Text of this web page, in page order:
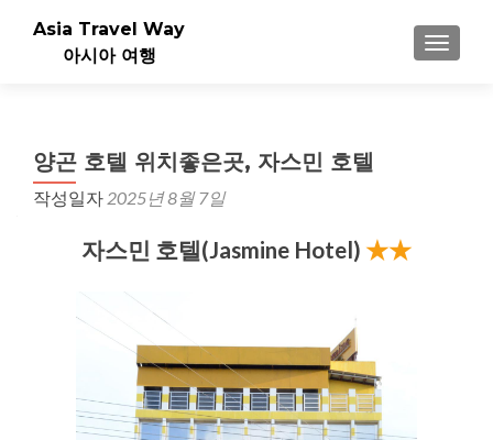
내비게
Asia Travel Way
아시아 여행
양곤 호텔 위치좋은곳, 자스민 호텔
작성일자 2025년 8월 7일
자스민 호텔(Jasmine Hotel) ★★